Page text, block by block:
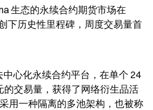
生态的永续合约期货市场在
下历史性里程碑，周度交易量首
心化永续合约平台，在单个 24
的交易量，获得了网络衍生品活
用一种隔离的多池架构，也被称